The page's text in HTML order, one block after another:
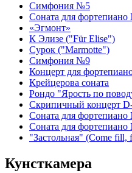
Симфония №5
Соната для
«Эгмонт»
К Элизе ("Für Elise")
Сурок ("Marmotte")
Симфония №9
Концерт для
Крейцерова соната
Рондо "Ярость по
Скрипичный концерт
Соната для
Соната для
"Застольная" (Come
Кунсткамера